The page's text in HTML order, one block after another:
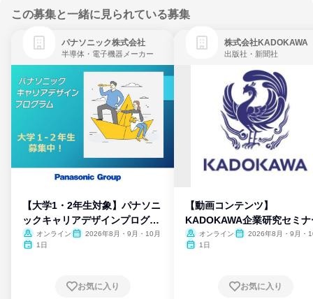
この募集と一緒に見られている募集
パナソニック株式会社
半導体・電子機器メーカー
【大学1・2年生対象】パナソニ
ックキャリアデザインプログラ
ム
オンライン
2026年8月・9月・10月
1日
お気に入り
株式会社KADOKAWA
出版社・新聞社
【動画コンテンツ】
KADOKAWA企業研究セミナ
オンライン
2026年8月・9月・
1日
お気に入り